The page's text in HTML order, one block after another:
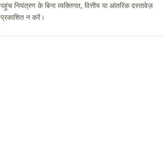
पहुंच नियंत्रण के बिना व्यक्तिगत, वित्तीय या आंतरिक दस्तावेज़
प्रकाशित न करें।